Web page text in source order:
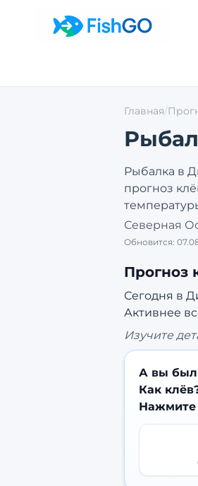
Главная/
Рыбалка в
прогноз
Северная
Обновится:
Прогноз
Сегодня в
Активнее
Изучите
А вы
Как
Нажмите